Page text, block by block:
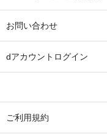
お問い合わせ
dアカウントログイン
ご利用規約